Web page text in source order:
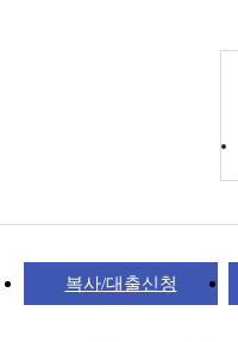
복사/대출신청